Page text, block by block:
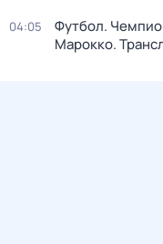
04:05
Футбол.
Марокко.